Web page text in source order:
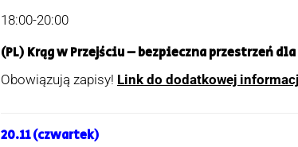
18:00-20:00
(PL) Krąg w Przejściu – bezpieczna przestrzeń
Obowiązują zapisy! Link do dodatkowej
20.11 (czwartek)